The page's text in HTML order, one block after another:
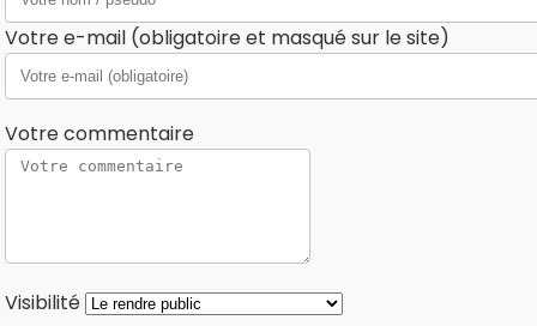
Votre e-mail (obligatoire et masqué sur le site)
Votre commentaire
Visibilité